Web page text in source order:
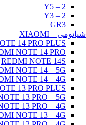
Y5 – 2
Y3 – 2
GR3
شیائومی – XIAOMI
14 PRO PLUS
NOTE 14 PRO
REDMI NOTE 14S
NOTE 14 – 5G
NOTE 14 – 4G
13 PRO PLUS
13 PRO – 5G
13 PRO – 4G
NOTE 13 – 4G